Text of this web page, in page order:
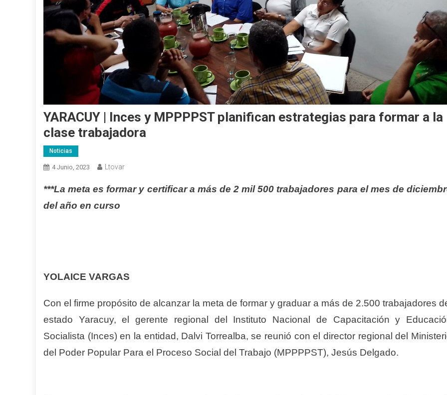
YARACUY | Inces y MPPPPST planifican estrategias para formar a la
clase trabajadora
Noticias
4 Junio, 2023 Ltovar
***La meta es formar y certificar a más de 2 mil 500 trabajadores para el mes de
del año en curso
YOLAICE VARGAS
Con el firme propósito de alcanzar la meta de formar y graduar a más de 2.500 trabajadores
estado Yaracuy, el gerente regional del Instituto Nacional de Capacitación y
Socialista (Inces) en la entidad, Dalvi Torrealba, se reunió con el director regional del
del Poder Popular Para el Proceso Social del Trabajo (MPPPPST), Jesús Delgado.